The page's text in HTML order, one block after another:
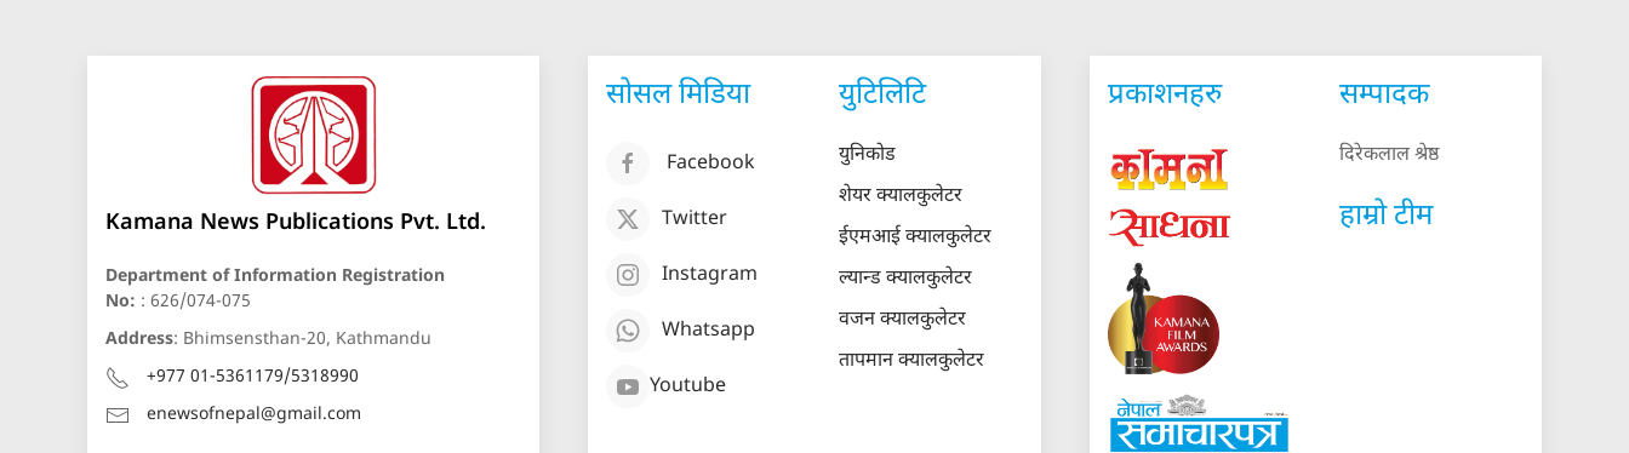
Kamana News Publications Pvt. Ltd.
Department of Information Registration
No: : 626/074-075
Address: Bhimsensthan-20, Kathmandu
+977 01-5361179/5318990
enewsofnepal@gmail.com
सोसल मिडिया
Facebook
Twitter
Instagram
Whatsapp
Youtube
युटिलिटि
युनिकोड
शेयर क्यालकुलेटर
ईएमआई क्यालकुलेटर
ल्यान्ड क्यालकुलेटर
वजन क्यालकुलेटर
तापमान क्यालकुलेटर
प्रकाशनहरु सम्पादक
दिरेकलाल श्रेष्ठ
हाम्रो टीम